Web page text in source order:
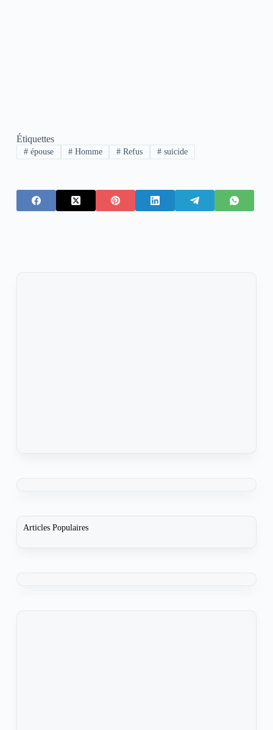
Étiquettes
#épouse #Homme # Refus # suicide
Articles Populaires